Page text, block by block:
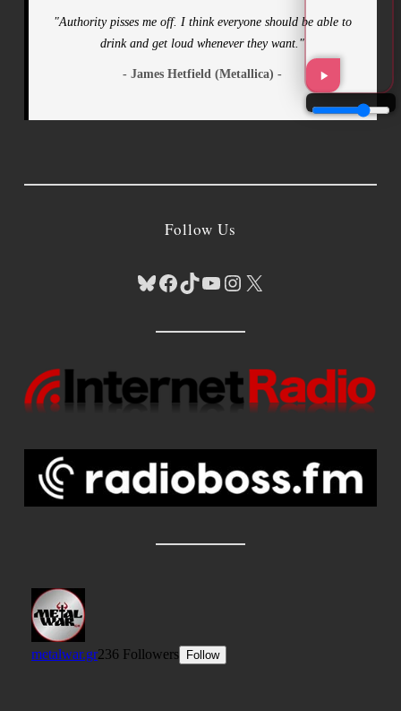
"Authority pisses me off. I think everyone should be able to
drink and get loud whenever they want."
- James Hetfield (Metallica) -
Follow Us